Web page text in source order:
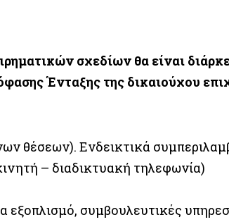
σχεδίων θα είναι
Ένταξης της δικαιούχου
θέσεων). Ενδεικτικά
– διαδικτυακή τηλεφωνία)
εξοπλισμό, συμβουλευτικές